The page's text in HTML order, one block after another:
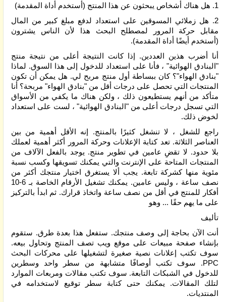
1. هل هناك أشخاص يبحثون عن هذا المنتج (أستخدم أداة المقدمة)
2. هل زملائي المسوقين على استعداد لدفع مبلغ كبير من المال
مقابل حركة المرور لمصطلح البحث هذا لأن الناس يشترون
(أستخدم أيضًا أداة المقدمة).
أنا أضرب هذين العددين. إذا كانت النتيجة أعلى من نتيجة منتج
"البنادق الهوائية" ، فأنا على استعداد للدخول إلى هذا السوق. لماذا
"بنادق الهواء"؟ كان ببساطة أول منتج مربح لي. هل يمكن أن تكون
المنتجات التي تحصل على درجات أقل من "بنادق الهواء" مربحة؟ أنا
متأكد من أنهم يستطيعون ذلك ، ولكن هناك ما يكفي من الأسواق
التي تسجل درجات أعلى من "البنادق الهوائية" ، لست على استعداد
لخوض ذلك.
راجع للشغل ، لا تنشغل كثيرًا بالمنتج. إنه الأقل أهمية من بين
العناصر الثلاثة. تعد كتابة الإعلانات وحركة المرور أكثر أهمية لعملك
بلا حدود. لا تقضِ عامين في تطوير منتج. يوجد بالفعل الآلاف من
المنتجات المتاحة على الإنترنت والتي يمكنك تسويقها وكسب نسبة
مئوية منها كشركة تابعة. يجب ألا يستغرق اختيار منتجك أكثر من
نصف ساعة ، وليس عامين. يمكنك تشغيل الأرقام الخاصة بـ 6-10
أفكار للمنتج في أقل من نصف ساعة واتخاذ قرارك. ثم ابدأ بالتركيز
على ما يهم حقًا ... وهو
تأليف
أنت الآن بحاجة إلى وصف منتجك. ستفعل هذا بعدة طرق. ستقوم
بإنشاء صفحة مبيعات على موقع ويب تصف المنتج وتحاول بيعه.
سوف تكتب إعلانات نصية صغيرة لتشغيلها على محركات البحث
PPC. سوف تكتب أوصافًا متشابهة من سطر واحد وسطرين
للدخول في الشبكات التابعة. سوف تكتب مقالات ومربعات الموارد
لتلك المقالات. يمكنك حتى كتابة سطر توقيع لاستخدامه في
المنتديات.